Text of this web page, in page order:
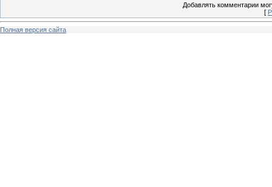
Добавлять комментарии
[
Полная версия сайта